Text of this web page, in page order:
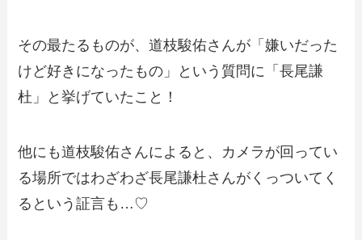
その最たるものが、道枝駿佑さんが「嫌いだった
けど好きになったもの」という質問に「長尾謙
杜」と挙げていたこと！
他にも道枝駿佑さんによると、カメラが回ってい
る場所ではわざわざ長尾謙杜さんがくっついてく
るという証言も…♡